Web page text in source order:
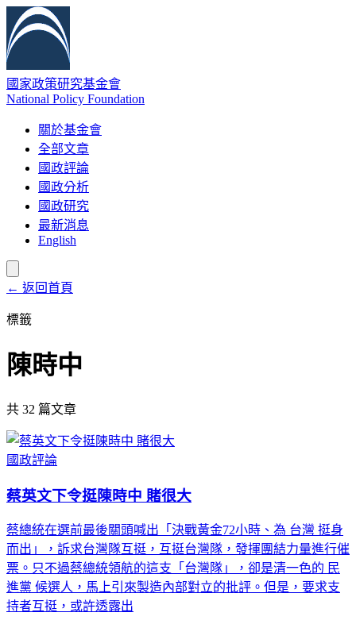
國家政策研究基金會
National Policy Foundation
關於基金會
全部文章
國政評論
國政分析
國政研究
最新消息
English
← 返回首頁
標籤
陳時中
共 32 篇文章
國政評論
蔡英文下令挺陳時中 賭很大
蔡總統在選前最後關頭喊出「決戰黃金72小時、為 台灣 挺身
而出」，訴求台灣隊互挺，互挺台灣隊，發揮團結力量進行催
票。只不過蔡總統領航的這支「台灣隊」，卻是清一色的 民
進黨 候選人，馬上引來製造內部對立的批評。但是，要求支
持者互挺，或許透露出